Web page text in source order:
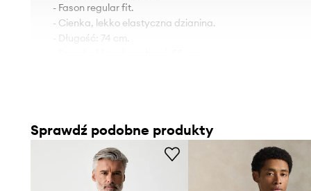
- Fason regular fit.
- Cienka, lekko elastyczna dzianina.
- Długość: 74 cm.
Sprawdź podobne produkty